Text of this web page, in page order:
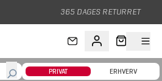
365 DAGES RETURRET
PRIVAT ERHVERV